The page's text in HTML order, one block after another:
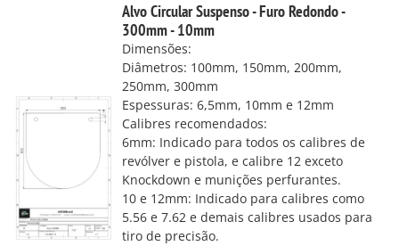
Alvo Circular Suspenso - Furo Redondo -
300mm - 10mm
Dimensões:
Diâmetros: 100mm, 150mm, 200mm,
250mm, 300mm
Espessuras: 6,5mm, 10mm e 12mm
Calibres recomendados:
6mm: Indicado para todos os calibres de
revólver e pistola, e calibre 12 exceto
Knockdown e munições perfurantes.
10 e 12mm: Indicado para calibres como
5.56 e 7.62 e demais calibres usados para
tiro de precisão.